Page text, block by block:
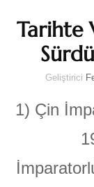
Tarihte
Geliştirici
1) Çin